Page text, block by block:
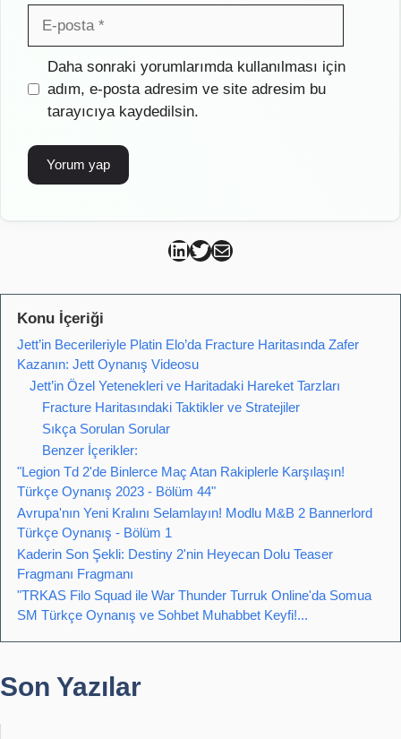
posta
İnternet
sitesi
Daha sonraki yorumlarımda kullanılması için
adım, e-posta adresim ve site adresim bu
tarayıcıya kaydedilsin.
Can Kütahya Linkedin
Can Kütahya Twitter
Can Kütahya Mail
Konu İçeriği
Jett’in Becerileriyle Platin Elo’da Fracture Haritasında Zafer
Kazanın: Jett Oynanış Videosu
Jett’in Özel Yetenekleri ve Haritadaki Hareket Tarzları
Fracture Haritasındaki Taktikler ve Stratejiler
Sıkça Sorulan Sorular
Benzer İçerikler:
"Legion Td 2'de Binlerce Maç Atan Rakiplerle Karşılaşın!
Türkçe Oynanış 2023 - Bölüm 44"
Avrupa'nın Yeni Kralını Selamlayın! Modlu M&B 2 Bannerlord
Türkçe Oynanış - Bölüm 1
Kaderin Son Şekli: Destiny 2'nin Heyecan Dolu Teaser
Fragmanı Fragmanı
"TRKAS Filo Squad ile War Thunder Turruk Online'da Somua
SM Türkçe Oynanış ve Sohbet Muhabbet Keyfi!...
Son Yazılar